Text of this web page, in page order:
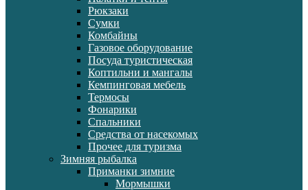
Рюкзаки
Сумки
Комбайны
Газовое оборудование
Посуда туристическая
Коптильни и мангалы
Кемпинговая мебель
Термосы
Фонарики
Спальники
Средства от насекомых
Прочее для туризма
Зимняя рыбалка
Приманки зимние
Мормышки